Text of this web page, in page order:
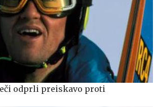
odprli preiskavo proti